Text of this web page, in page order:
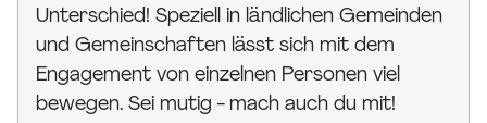
Unterschied! Speziell in ländlichen Gemeinden
und Gemeinschaften lässt sich mit dem
Engagement von einzelnen Personen viel
bewegen. Sei mutig - mach auch du mit!